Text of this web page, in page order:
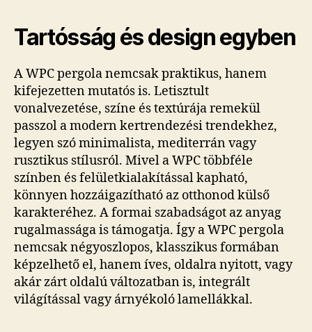
Tartósság és design egyben
A WPC pergola nemcsak praktikus, hanem
kifejezetten mutatós is. Letisztult
vonalvezetése, színe és textúrája remekül
passzol a modern kertrendezési trendekhez,
legyen szó minimalista, mediterrán vagy
rusztikus stílusról. Mivel a WPC többféle
színben és felületkialakítással kapható,
könnyen hozzáigazítható az otthonod külső
karakteréhez. A formai szabadságot az anyag
rugalmassága is támogatja. Így a WPC pergola
nemcsak négyoszlopos, klasszikus formában
képzelhető el, hanem íves, oldalra nyitott, vagy
akár zárt oldalú változatban is, integrált
világítással vagy árnyékoló lamellákkal.